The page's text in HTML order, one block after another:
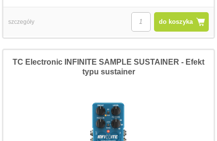
do koszyka
szczegóły
TC Electronic INFINITE SAMPLE SUSTAINER - Efekt
typu sustainer